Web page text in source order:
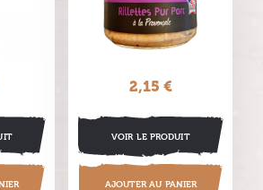
Prix
2,15 €
VOIR LE PRODUIT
AJOUTER AU PANIER